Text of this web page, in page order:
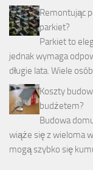
Remontując
parkiet?
Parkiet to
jednak wymaga
długie lata. Wiele
Koszty
budżetem?
Budowa
wiąże się z wieloma
mogą szybko się